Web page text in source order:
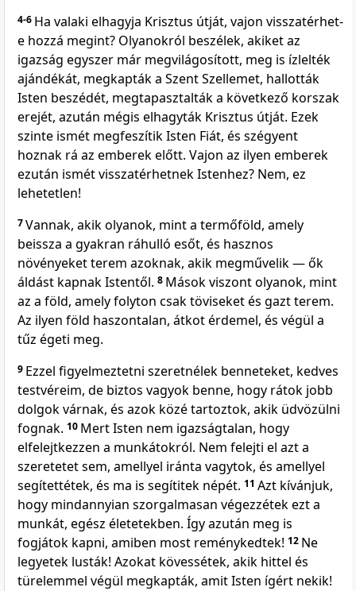
4-6 Ha valaki elhagyja Krisztus útját, vajon visszatérhet-
e hozzá megint? Olyanokról beszélek, akiket az
igazság egyszer már megvilágosított, meg is ízlelték
ajándékát, megkapták a Szent Szellemet, hallották
Isten beszédét, megtapasztalták a következő korszak
erejét, azután mégis elhagyták Krisztus útját. Ezek
szinte ismét megfeszítik Isten Fiát, és szégyent
hoznak rá az emberek előtt. Vajon az ilyen emberek
ezután ismét visszatérhetnek Istenhez? Nem, ez
lehetetlen!
7Vannak, akik olyanok, mint a termőföld, amely
beissza a gyakran ráhulló esőt, és hasznos
növényeket terem azoknak, akik megművelik — ők
áldást kapnak Istentől. 8 Mások viszont olyanok, mint
az a föld, amely folyton csak töviseket és gazt terem.
Az ilyen föld haszontalan, átkot érdemel, és végül a
tűz égeti meg.
9 Ezzel figyelmeztetni szeretnélek benneteket, kedves
testvéreim, de biztos vagyok benne, hogy rátok jobb
dolgok várnak, és azok közé tartoztok, akik üdvözülni
fognak. 10 Mert Isten nem igazságtalan, hogy
elfelejtkezzen a munkátokról. Nem felejti el azt a
szeretetet sem, amellyel iránta vagytok, és amellyel
segítettétek, és ma is segítitek népét. 11 Azt kívánjuk,
hogy mindannyian szorgalmasan végezzétek ezt a
munkát, egész életetekben. Így azután meg is
fogjátok kapni, amiben most reménykedtek! 12 Ne
legyetek lusták! Azokat kövessétek, akik hittel és
türelemmel végül megkapták, amit Isten ígért nekik!